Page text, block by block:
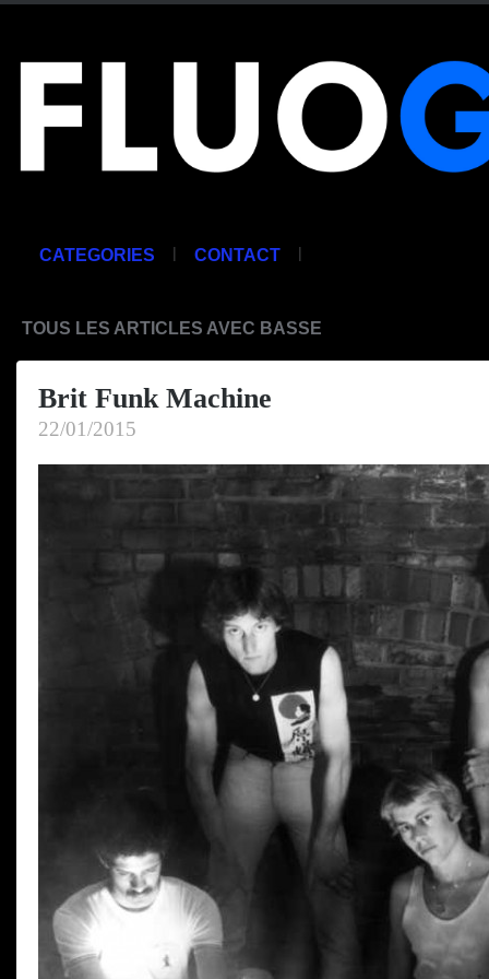
CATEGORIES | CONTACT |
TOUS LES ARTICLES AVEC BASSE
Brit Funk Machine
22/01/2015